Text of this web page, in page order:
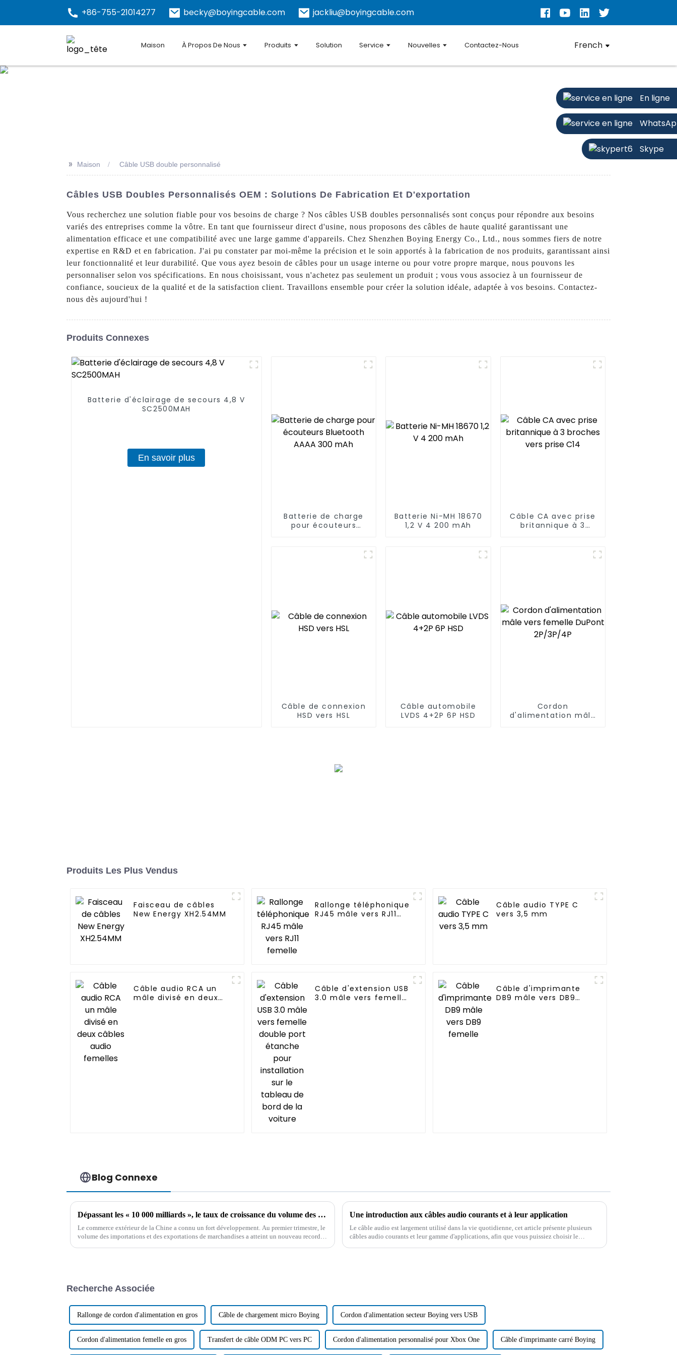
+86-755-21014277 becky@boyingcable.com jackliu@boyingcable.com
Maison À Propos De Nous Produits Solution Service Nouvelles Contactez-Nous French
En ligne
Skype
>> Maison Câble USB double personnalisé
Câbles USB Doubles Personnalisés OEM : Solutions De Fabrication Et D'exportation
Vous recherchez une solution fiable pour vos besoins de charge ? Nos câbles USB doubles personnalisés sont conçus pour répondre aux besoins
variés des entreprises comme la vôtre. En tant que fournisseur direct d'usine, nous proposons des câbles de haute qualité garantissant une
alimentation efficace et une compatibilité avec une large gamme d'appareils. Chez Shenzhen Boying Energy Co., Ltd., nous sommes fiers de notre
expertise en R&D et en fabrication. J'ai pu constater par moi-même la précision et le soin apportés à la fabrication de nos produits, garantissant ainsi
leur fonctionnalité et leur durabilité. Que vous ayez besoin de câbles pour un usage interne ou pour votre propre marque, nous pouvons les
personnaliser selon vos spécifications. En nous choisissant, vous n'achetez pas seulement un produit ; vous vous associez à un fournisseur de
confiance, soucieux de la qualité et de la satisfaction client. Travaillons ensemble pour créer la solution idéale, adaptée à vos besoins. Contactez-
nous dès aujourd'hui !
Produits Connexes
Batterie d'éclairage de secours 4,8 V
SC2500MAH
En savoir plus
Batterie de charge
pour écouteurs
Batterie Ni-MH 18670
1,2 V 4 200 mAh
Câble CA avec prise
britannique à 3
Câble de connexion
HSD vers HSL
Câble automobile
LVDS 4+2P 6P HSD
Cordon
d'alimentation mâle
Produits Les Plus Vendus
Faisceau de câbles
New Energy XH2.54MM
Rallonge téléphonique
RJ45 mâle vers RJ11
Câble audio TYPE C
vers 3,5 mm
Câble audio RCA un
mâle divisé en deux
Câble d'extension USB
3.0 mâle vers femelle
Câble d'imprimante
DB9 mâle vers DB9
Blog Connexe
Dépassant les « 10 000 milliards », le taux de croissance du volume des importations et des exportations de la Chine au premier trimestre a atteint un nouveau sommet.
Le commerce extérieur de la Chine a connu un fort développement. Au premier trimestre, le
volume des importations et des exportations de marchandises a atteint un nouveau record,
Une introduction aux câbles audio courants et à leur application
Le câble audio est largement utilisé dans la vie quotidienne, cet article présente plusieurs
câbles audio courants et leur gamme d'applications, afin que vous puissiez choisir le
Recherche Associée
Rallonge de cordon d'alimentation en gros Câble de chargement micro Boying Cordon d'alimentation secteur Boying vers USB
Cordon d'alimentation femelle en gros Transfert de câble ODM PC vers PC Cordon d'alimentation personnalisé pour Xbox One Câble d'imprimante carré Boying